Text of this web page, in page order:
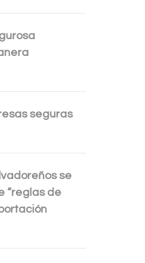
seguras
se
“reglas de